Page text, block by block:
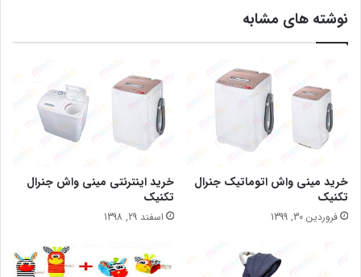
نوشته های مشابه
خرید مینی واش اتوماتیک جنرال
تکنیک
فروردین 30, 1399
خرید اینترنتی مینی واش جنرال
تکنیک
اسفند 29, 1398